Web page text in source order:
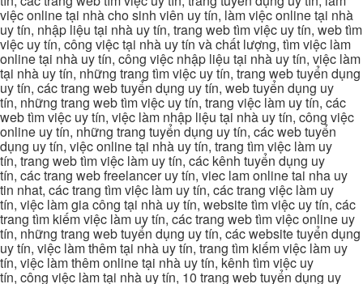
việc online tại nhà cho sinh viên uy tín, làm việc online tại nhà
uy tín, nhập liệu tại nhà uy tín, trang web tìm việc uy tín, web tìm
việc uy tín, công việc tại nhà uy tín và chất lượng, tìm việc làm
online tại nhà uy tín, công việc nhập liệu tại nhà uy tín, việc làm
tại nhà uy tín, những trang tìm việc uy tín, trang web tuyển dụng
uy tín, các trang web tuyển dụng uy tín, web tuyển dụng uy
tín, những trang web tìm việc uy tín, trang việc làm uy tín, các
web tìm việc uy tín, việc làm nhập liệu tại nhà uy tín, công việc
online uy tín, những trang tuyển dụng uy tín, các web tuyển
dụng uy tín, việc online tại nhà uy tín, trang tìm việc làm uy
tín, trang web tìm việc làm uy tín, các kênh tuyển dụng uy
tín, các trang web freelancer uy tín, viec lam online tai nha uy
tin nhat, các trang tìm việc làm uy tín, các trang việc làm uy
tín, việc làm gia công tại nhà uy tín, website tìm việc uy tín, các
trang tìm kiếm việc làm uy tín, các trang web tìm việc online uy
tín, những trang web tuyển dụng uy tín, các website tuyển dụng
uy tín, việc làm thêm tại nhà uy tín, trang tìm kiếm việc làm uy
tín, việc làm thêm online tại nhà uy tín, kênh tìm việc uy
tín, công việc làm tại nhà uy tín, 10 trang web tuyển dụng uy